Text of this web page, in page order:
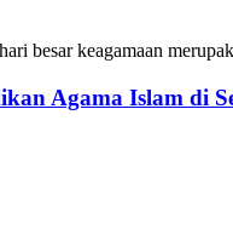
besar keagamaan
Agama Islam di